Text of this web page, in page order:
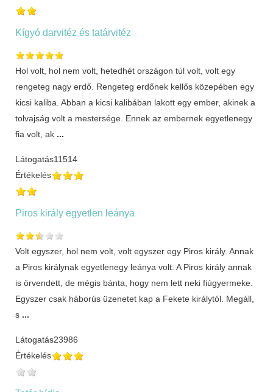
Kígyó darvitéz és tatárvitéz
Hol volt, hol nem volt, hetedhét országon túl volt, volt egy
rengeteg nagy erdő. Rengeteg erdőnek kellős közepében egy
kicsi kaliba. Abban a kicsi kalibában lakott egy ember, akinek a
tolvajság volt a mestersége. Ennek az embernek egyetlenegy
fia volt, ak ...
Látogatás11514
Értékelés
Piros király egyetlen leánya
Volt egyszer, hol nem volt, volt egyszer egy Piros király. Annak
a Piros királynak egyetlenegy leánya volt. A Piros király annak
is örvendett, de mégis bánta, hogy nem lett neki fiúgyermeke.
Egyszer csak háborús üzenetet kap a Fekete királytól. Megáll,
s ...
Látogatás23986
Értékelés